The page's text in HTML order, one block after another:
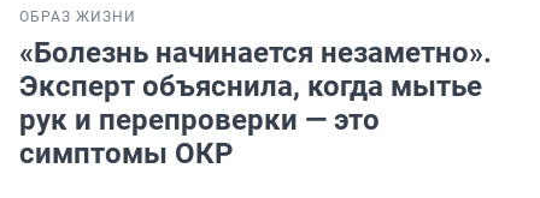
ОБРАЗ ЖИЗНИ
«Болезнь начинается незаметно».
Эксперт объяснила, когда мытье
рук и перепроверки — это
симптомы ОКР